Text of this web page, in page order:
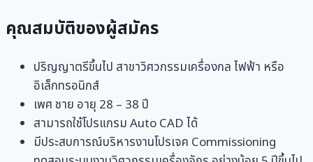
คุณสมบัติของผู้สมัคร
ปริญญาตรีขึ้นไป สาขาวิศวกรรมเครื่องกล ไฟฟ้า หรือ
อิเล็กทรอนิกส์
เพศ ชาย อายุ 28 – 38 ปี
สามารถใช้โปรแกรม Auto CAD ได้
มีประสบการณ์บริหารงานโปรเจค Commissioning